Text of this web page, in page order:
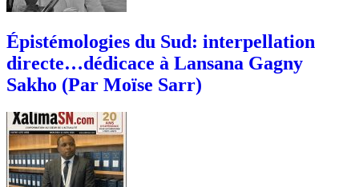
Épistémologies du Sud: interpellation
directe…dédicace à Lansana Gagny
Sakho (Par Moïse Sarr)